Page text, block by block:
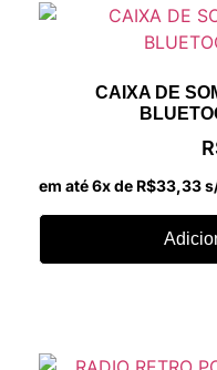
CAIXA DE
em até 6x de R$33,33